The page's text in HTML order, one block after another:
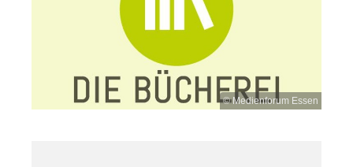
© Medienforum Essen